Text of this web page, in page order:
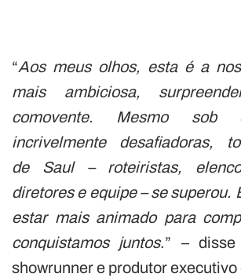
“Aos meus olhos, esta é a
mais ambiciosa,
comovente. Mesmo sob
incrivelmente desafiadoras,
de Saul – roteiristas,
diretores e equipe – se superou.
estar mais animado para
conquistamos juntos.” – disse
showrunner e produtor executivo